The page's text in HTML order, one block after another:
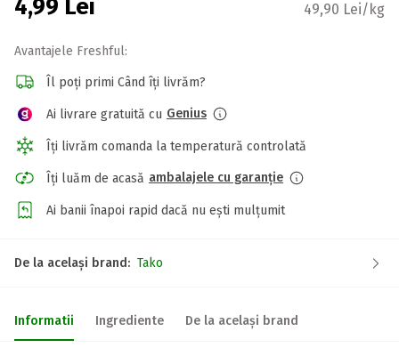
4,99 Lei 49,90 Lei/kg
Avantajele Freshful:
Îl poți primi Când îți livrăm?
Ai livrare gratuită cu Genius
Îți livrăm comanda la temperatură controlată
Îți luăm de acasă ambalajele cu garanție
Ai banii înapoi rapid dacă nu ești mulțumit
De la același brand: Tako
Informatii Ingrediente De la același brand